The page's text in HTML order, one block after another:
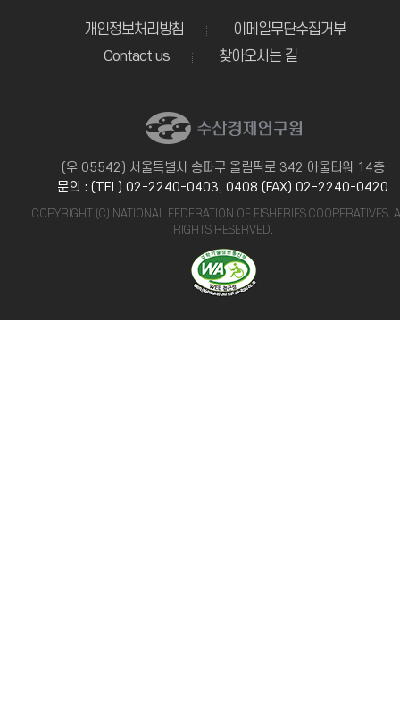
해양생태기술연구소
한국수산경영학회
한국어병학회
한국어업기술학회
해양안전종합정보시스템
IAPH(국제항만협회)
IHO(국제수로기구)
OECD(경제협력개발기구)
PIERS(세계무역정보제공업체)
수협재단
개인정보처리방침
이메일무단수집거부
Contact us
찾아오시는 길
(우 05542) 서울특별시 송파구 올림픽로 342 아울타워 14층
문의 : (TEL) 02-2240-0403, 0408 (FAX) 02-2240-0420
COPYRIGHT (C) NATIONAL FEDERATION OF FISHERIES COOPERATIVES.
RIGHTS RESERVED.